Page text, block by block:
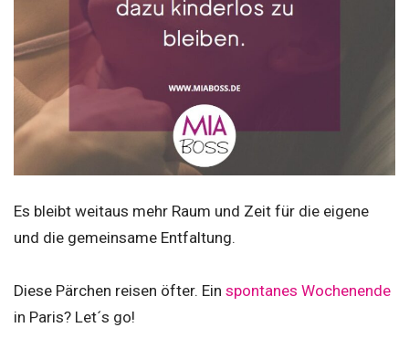
Es bleibt weitaus mehr Raum und Zeit für die eigene
und die gemeinsame Entfaltung.
Diese Pärchen reisen öfter. Ein spontanes Wochenende
in Paris? Let´s go!